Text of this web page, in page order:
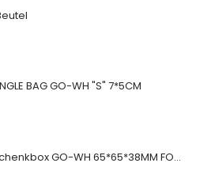
BAG GO-WH "S" 7*5CM
BERNS Geschenkbox GO-WH 65*65*38MM FOR SMALL SETS